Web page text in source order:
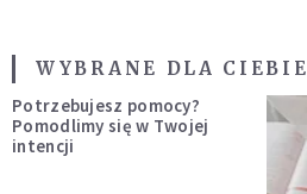
WYBRANE DLA CIEBIE
Potrzebujesz pomocy?
Pomodlimy się w Twojej
intencji